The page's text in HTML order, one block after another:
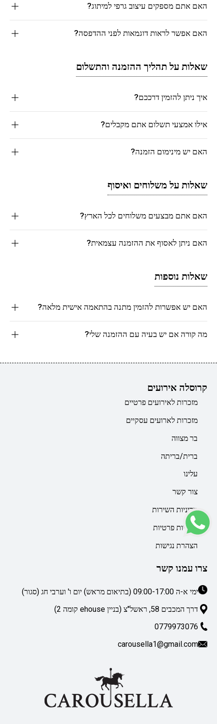
האם אתם מספקים עיצוב גרפי למיתוג?
האם אפשר לראות דוגמאות לפני ההדפסה?
שאלות על תהליך ההזמנה והתשלום
איך ניתן להזמין דרככם?
אילו אמצעי תשלום אתם מקבלים?
האם יש מינימום הזמנה?
שאלות על משלוחים ואיסוף
האם אתם מבצעים משלוחים לכל הארץ?
האם ניתן לאסוף את ההזמנה עצמאית?
שאלות נוספות
האם יש אפשרות להזמין מתנה בהתאמה אישית מלאה?
מה קורה אם יש בעיה עם ההזמנה שלי?
קרוסלה אירועים
מזכרות לאירועים פרטיים
מזכרות לארועים עסקיים
בר מצווה
ברית/בריתה
עלינו
צור קשר
מדיניות השירות
מדיניות פרטיות
הצהרת נגישות
צרו עמנו קשר
ימי א-ה 09:00-17:00 (בתיאום מראש) יום ו' וערבי חג (סגור)
דרך המכבים 58, ראשל"צ (בניין ehouse קומה 2)
0779973076
carousella1@gmail.com